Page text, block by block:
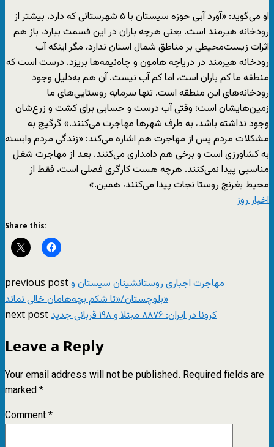
او می‌گوید: «آورد آبی حوزه سیستان با ۵ شهرستانی که دارد، بیشتر از
رودخانه هیرمند است. یعنی هرچه باران در این قسمت ببارد، باز هم
اثرات زیست‌محیطی بر مناطق شمال استان ندارد، مگر اینکه آب
رودخانه هیرمند در دریاچه هامون و چاه‌نیمه‌ها بریزد. درست است که
منطقه ما کم باران است، اما کم آب نیست. آن هم به‌دلیل وجود
رودخانه‌های این منطقه است. تنها سرمایه روستایی‌های ما
زمین‌هایشان است؛ وقتی آب درست و حسابی برای کشت و زرع‌شان
وجود نداشته باشد، به طرف شهرها مهاجرت می‌کنند.» گرگیج به
مشکلات مردم پس از مهاجرت هم اشاره می‌کند: «زندگی مردم وابسته
به کشاورزی است و برخی هم دامداری می‌کنند. بعد از مهاجرت شغل‌
مناسبی پیدا نمی‌کنند. هرچه هست کارگری فصلی است، فقط از
محیط بغرنج روستا نجات پیدا می‌کنند، همین.»
اخبار روز
Share this:
previous postمهاجرت اجباری روستانشینان سیستان و
بلوچستان/«تا شکم بچه‌هامان خالی نماند»
next post کرونا در ایران: ۸۸۷۶ مبتلا و ۱۹۸ قربانی جدید
Leave a Reply
Your email address will not be published. Required fields are
marked*
Comment*